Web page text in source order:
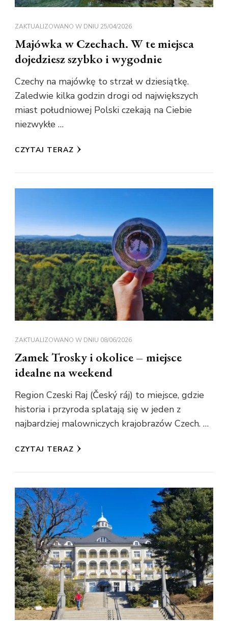
ZAKTUALIZOWANO W DNIU 25/04/2026
Majówka w Czechach. W te miejsca
dojedziesz szybko i wygodnie
Czechy na majówkę to strzał w dziesiątkę.
Zaledwie kilka godzin drogi od największych
miast południowej Polski czekają na Ciebie
niezwykłe …
CZYTAJ TERAZ
ZAKTUALIZOWANO W DNIU 08/06/2026
Zamek Trosky i okolice – miejsce
idealne na weekend
Region Czeski Raj (Český ráj) to miejsce, gdzie
historia i przyroda splatają się w jeden z
najbardziej malowniczych krajobrazów Czech. …
CZYTAJ TERAZ